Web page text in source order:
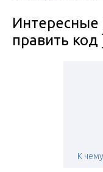
Интересные
править код
К